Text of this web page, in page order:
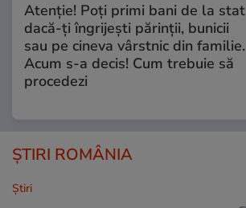
Atenție! Poți primi bani de la stat
dacă-ți îngrijești părinții, bunicii
sau pe cineva vârstnic din familie.
Acum s-a decis! Cum trebuie să
procedezi
ȘTIRI ROMÂNIA
Ştiri